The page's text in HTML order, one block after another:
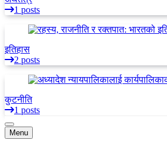
1 posts
इतिहास
2 posts
कुटनीति
1 posts
Menu